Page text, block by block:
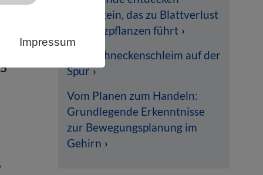
Impressum
Pilzprotein, das zu Blattverlust
bei Nutzpflanzen führt
Dem Schneckenschleim auf der
Spur
Vom Planen zum Handeln:
Grundlegende Erkenntnisse
zur Bewegungsplanung im
Gehirn